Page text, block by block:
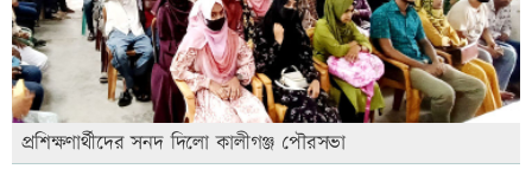
প্রশিক্ষণার্থীদের সনদ দিলো কালীগঞ্জ পৌরসভা